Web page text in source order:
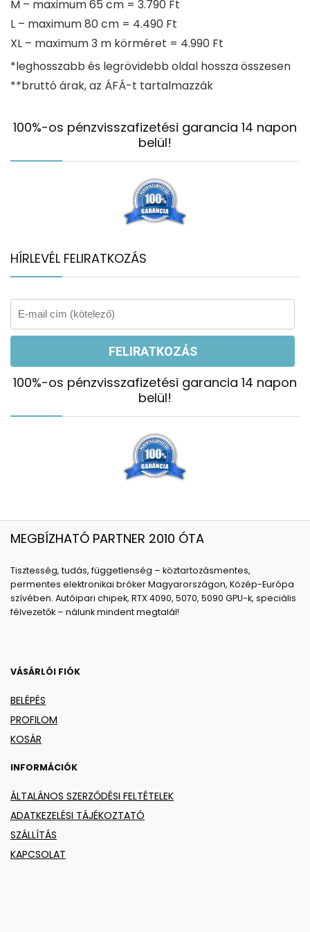
M – maximum 65 cm = 3.790 Ft
L – maximum 80 cm = 4.490 Ft
XL – maximum 3 m körméret = 4.990 Ft
*leghosszabb és legrövidebb oldal hossza összesen
**bruttó árak, az ÁFÁ-t tartalmazzák
100%-os pénzvisszafizetési garancia 14 napon
belül!
HÍRLEVÉL FELIRATKOZÁS
100%-os pénzvisszafizetési garancia 14 napon
belül!
MEGBÍZHATÓ PARTNER 2010 ÓTA
Tisztesség, tudás, függetlenség – köztartozásmentes,
permentes elektronikai bróker Magyarországon, Közép-Európa
szívében. Autóipari chipek, RTX 4090, 5070, 5090 GPU-k, speciális
félvezetők – nálunk mindent megtalál!
VÁSÁRLÓI FIÓK
BELÉPÉS
PROFILOM
KOSÁR
INFORMÁCIÓK
ÁLTALÁNOS SZERZŐDÉSI FELTÉTELEK
ADATKEZELÉSI TÁJÉKOZTATÓ
SZÁLLÍTÁS
KAPCSOLAT